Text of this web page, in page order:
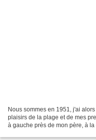
Nous sommes en 1951, j'ai
plaisirs de la plage et de mes
à gauche près de mon père, à la